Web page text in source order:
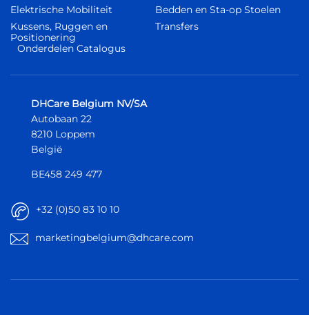
Elektrische Mobiliteit
Kussens, Ruggen en
Positionering
Bedden en Sta-op Stoelen
Transfers
Onderdelen Catalogus
DHCare Belgium NV/SA
Autobaan 22
8210 Loppem
België
BE458 249 477
+32 (0)50 83 10 10
marketingbelgium@dhcare.com